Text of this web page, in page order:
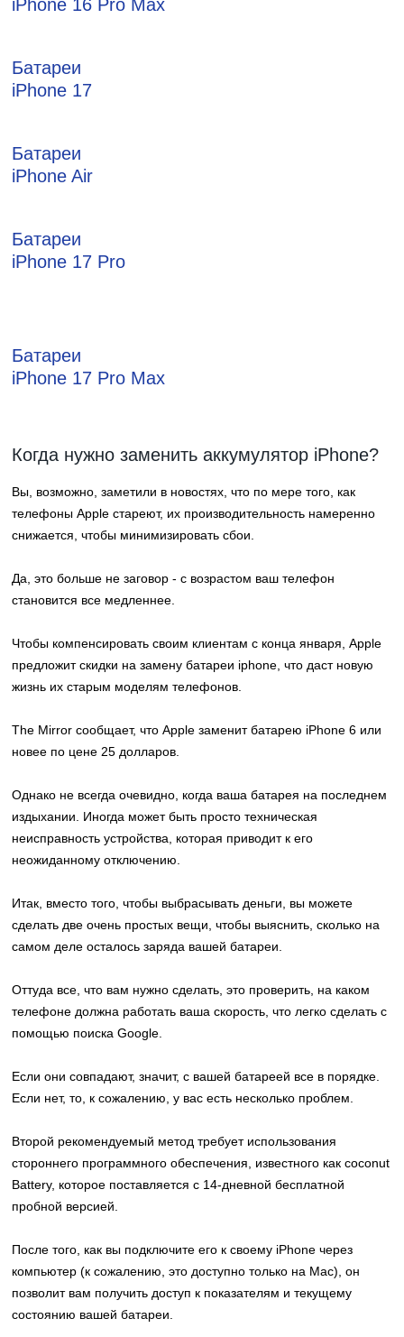
iPhone 16 Pro Max
Батареи
iPhone 17
Батареи
iPhone Air
Батареи
iPhone 17 Pro
Батареи
iPhone 17 Pro Max
Когда нужно заменить аккумулятор iPhone?
Вы, возможно, заметили в новостях, что по мере того, как
телефоны Apple стареют, их производительность намеренно
снижается, чтобы минимизировать сбои.
Да, это больше не заговор - с возрастом ваш телефон
становится все медленнее.
Чтобы компенсировать своим клиентам с конца января, Apple
предложит скидки на замену батареи iphone, что даст новую
жизнь их старым моделям телефонов.
The Mirror сообщает, что Apple заменит батарею iPhone 6 или
новее по цене 25 долларов.
Однако не всегда очевидно, когда ваша батарея на последнем
издыхании. Иногда может быть просто техническая
неисправность устройства, которая приводит к его
неожиданному отключению.
Итак, вместо того, чтобы выбрасывать деньги, вы можете
сделать две очень простых вещи, чтобы выяснить, сколько на
самом деле осталось заряда вашей батареи.
Оттуда все, что вам нужно сделать, это проверить, на каком
телефоне должна работать ваша скорость, что легко сделать с
помощью поиска Google.
Если они совпадают, значит, с вашей батареей все в порядке.
Если нет, то, к сожалению, у вас есть несколько проблем.
Второй рекомендуемый метод требует использования
стороннего программного обеспечения, известного как coconut
Battery, которое поставляется с 14-дневной бесплатной
пробной версией.
После того, как вы подключите его к своему iPhone через
компьютер (к сожалению, это доступно только на Mac), он
позволит вам получить доступ к показателям и текущему
состоянию вашей батареи.